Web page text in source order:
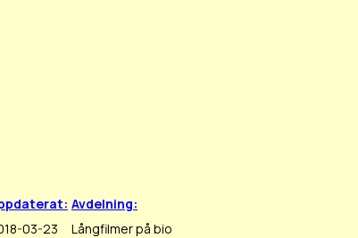
Avdelning:
03-23
Långfilmer på bio